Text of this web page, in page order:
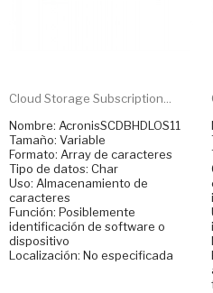
Cloud Storage Subscription...
Nombre: AcronisSCDBHDLOS11
Tamaño: Variable
Formato: Array de caracteres
Tipo de datos: Char
Uso: Almacenamiento de
caracteres
Función: Posiblemente
identificación de software o
dispositivo
Localización: No especificada